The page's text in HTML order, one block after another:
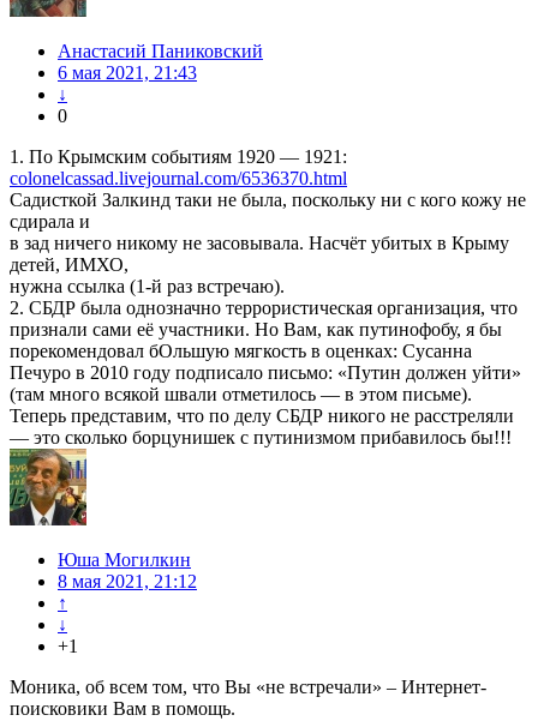
Анастасий Паниковский
6 мая 2021, 21:43
↓
0
1. По Крымским событиям 1920 — 1921:
colonelcassad.livejournal.com/6536370.html
Садисткой Залкинд таки не была, поскольку ни с кого кожу не
сдирала и
в зад ничего никому не засовывала. Насчёт убитых в Крыму
детей, ИМХО,
нужна ссылка (1-й раз встречаю).
2. СБДР была однозначно террористическая организация, что
признали сами её участники. Но Вам, как путинофобу, я бы
порекомендовал бОльшую мягкость в оценках: Сусанна
Печуро в 2010 году подписало письмо: «Путин должен уйти»
(там много всякой швали отметилось — в этом письме).
Теперь представим, что по делу СБДР никого не расстреляли
— это сколько борцунишек с путинизмом прибавилось бы!!!
Юша Могилкин
8 мая 2021, 21:12
↑
↓
+1
Моника, об всем том, что Вы «не встречали» – Интернет-
поисковики Вам в помощь.